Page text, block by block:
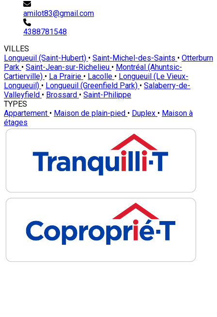
amilot83@gmail.com
4388781548
VILLES
Longueuil (Saint-Hubert) • Saint-Michel-des-Saints • Otterburn
Park • Saint-Jean-sur-Richelieu • Montréal (Ahuntsic-
Cartierville) • La Prairie • Lacolle • Longueuil (Le Vieux-
Longueuil) • Longueuil (Greenfield Park) • Salaberry-de-
Valleyfield • Brossard • Saint-Philippe
TYPES
Appartement • Maison de plain-pied • Duplex • Maison à
étages